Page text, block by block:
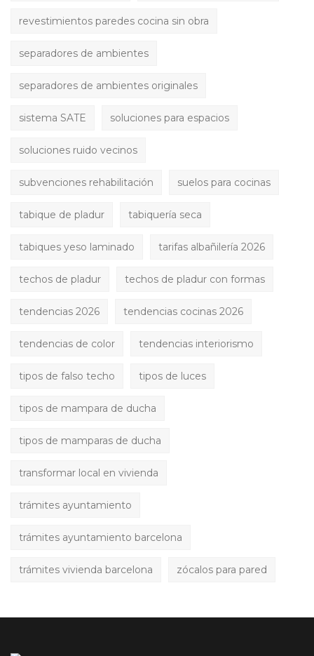
revestimientos paredes cocina sin obra
separadores de ambientes
separadores de ambientes originales
sistema SATE soluciones para espacios
soluciones ruido vecinos
subvenciones rehabilitación suelos para cocinas
tabique de pladur tabiquería seca
tabiques yeso laminado tarifas albañilería 2026
techos de pladur techos de pladur con formas
tendencias 2026 tendencias cocinas 2026
tendencias de color tendencias interiorismo
tipos de falso techo tipos de luces
tipos de mampara de ducha
tipos de mamparas de ducha
transformar local en vivienda
trámites ayuntamiento
trámites ayuntamiento barcelona
trámites vivienda barcelona zócalos para pared